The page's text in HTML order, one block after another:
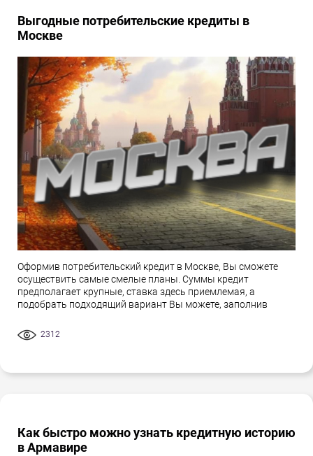
Выгодные потребительские кредиты в
Москве
Оформив потребительский кредит в Москве, Вы сможете
осуществить самые смелые планы. Суммы кредит
предполагает крупные, ставка здесь приемлемая, а
подобрать подходящий вариант Вы можете, заполнив
2312
Как быстро можно узнать кредитную историю
в Армавире